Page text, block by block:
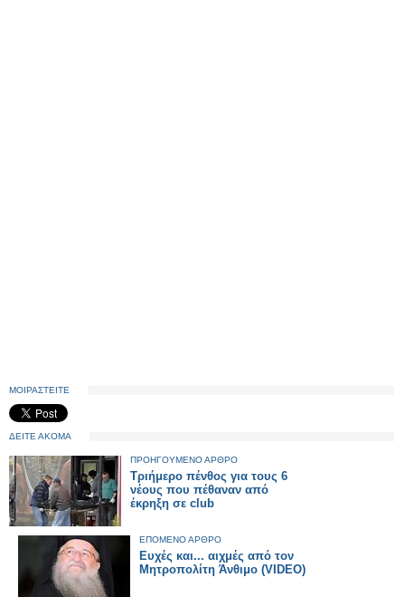
ΜΟΙΡΑΣΤΕΙΤΕ
ΔΕΙΤΕ ΑΚΟΜΑ
ΠΡΟΗΓΟΥΜΕΝΟ ΑΡΘΡΟ
Τριήμερο πένθος για τους 6
νέους που πέθαναν από
έκρηξη σε club
ΕΠΟΜΕΝΟ ΑΡΘΡΟ
Ευχές και... αιχμές από τον
Μητροπολίτη Άνθιμο (VIDEO)